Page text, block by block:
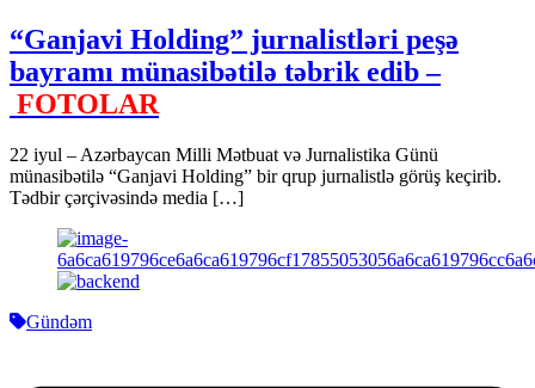
“Ganjavi Holding” jurnalistləri peşə
bayramı münasibətilə təbrik edib –
FOTOLAR
22 iyul – Azərbaycan Milli Mətbuat və Jurnalistika Günü
münasibətilə “Ganjavi Holding” bir qrup jurnalistlə görüş keçirib.
Tədbir çərçivəsində media […]
Gündəm